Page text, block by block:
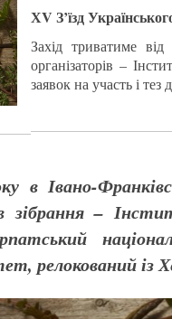
ХV З’їзд
Захід триватиме
організаторів –
заявок на участь і
Івано-
зібрання –
релокований із